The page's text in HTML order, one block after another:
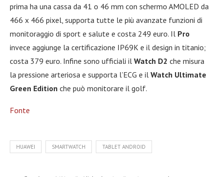
prima ha una cassa da 41 o 46 mm con schermo AMOLED da
466 x 466 pixel, supporta tutte le più avanzate funzioni di
monitoraggio di sport e salute e costa 249 euro. Il Pro
invece aggiunge la certificazione IP69K e il design in titanio;
costa 379 euro. Infine sono ufficiali il Watch D2 che misura
la pressione arteriosa e supporta l’ECG e il Watch Ultimate
Green Edition che può monitorare il golf.
Fonte
HUAWEI SMARTWATCH TABLET ANDROID